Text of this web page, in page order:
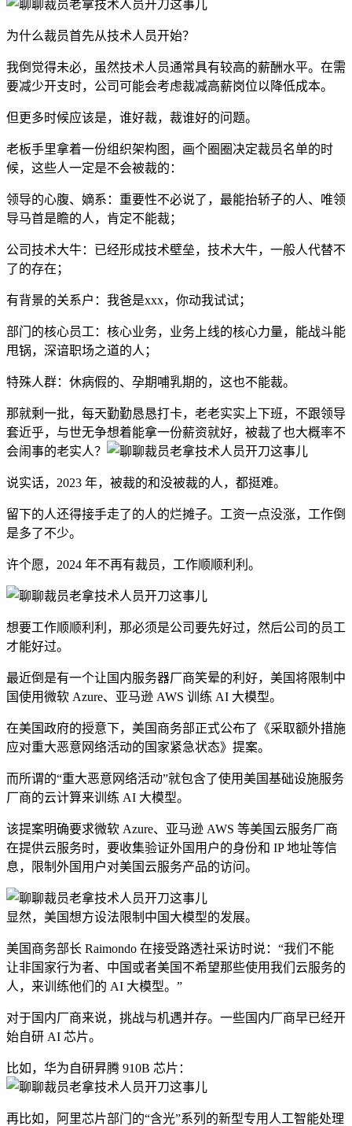
为什么裁员首先从技术人员开始？
我倒觉得未必，虽然技术人员通常具有较高的薪酬水平。在需
要减少开支时，公司可能会考虑裁减高薪岗位以降低成本。
但更多时候应该是，谁好裁，裁谁好的问题。
老板手里拿着一份组织架构图，画个圈圈决定裁员名单的时
候，这些人一定是不会被裁的：
领导的心腹、嫡系：重要性不必说了，最能抬轿子的人、唯领
导马首是瞻的人，肯定不能裁；
公司技术大牛：已经形成技术壁垒，技术大牛，一般人代替不
了的存在；
有背景的关系户：我爸是xxx，你动我试试；
部门的核心员工：核心业务，业务上线的核心力量，能战斗能
甩锅，深谙职场之道的人；
特殊人群：休病假的、孕期哺乳期的，这也不能裁。
那就剩一批，每天勤勤恳恳打卡，老老实实上下班，不跟领导
套近乎，与世无争想着能拿一份薪资就好，被裁了也大概率不
会闹事的老实人？
说实话，2023 年，被裁的和没被裁的人，都挺难。
留下的人还得接手走了的人的烂摊子。工资一点没涨，工作倒
是多了不少。
许个愿，2024 年不再有裁员，工作顺顺利利。
想要工作顺顺利利，那必须是公司要先好过，然后公司的员工
才能好过。
最近倒是有一个让国内服务器厂商笑晕的利好，美国将限制中
国使用微软 Azure、亚马逊 AWS 训练 AI 大模型。
在美国政府的授意下，美国商务部正式公布了《采取额外措施
应对重大恶意网络活动的国家紧急状态》提案。
而所谓的“重大恶意网络活动”就包含了使用美国基础设施服务
厂商的云计算来训练 AI 大模型。
该提案明确要求微软 Azure、亚马逊 AWS 等美国云服务厂商
在提供云服务时，要收集验证外国用户的身份和 IP 地址等信
息，限制外国用户对美国云服务产品的访问。
显然，美国想方设法限制中国大模型的发展。
美国商务部长 Raimondo 在接受路透社采访时说：“我们不能
让非国家行为者、中国或者美国不希望那些使用我们云服务的
人，来训练他们的 AI 大模型。”
对于国内厂商来说，挑战与机遇并存。一些国内厂商早已经开
始自研 AI 芯片。
比如，华为自研昇腾 910B 芯片：
再比如，阿里芯片部门的“含光”系列的新型专用人工智能处理